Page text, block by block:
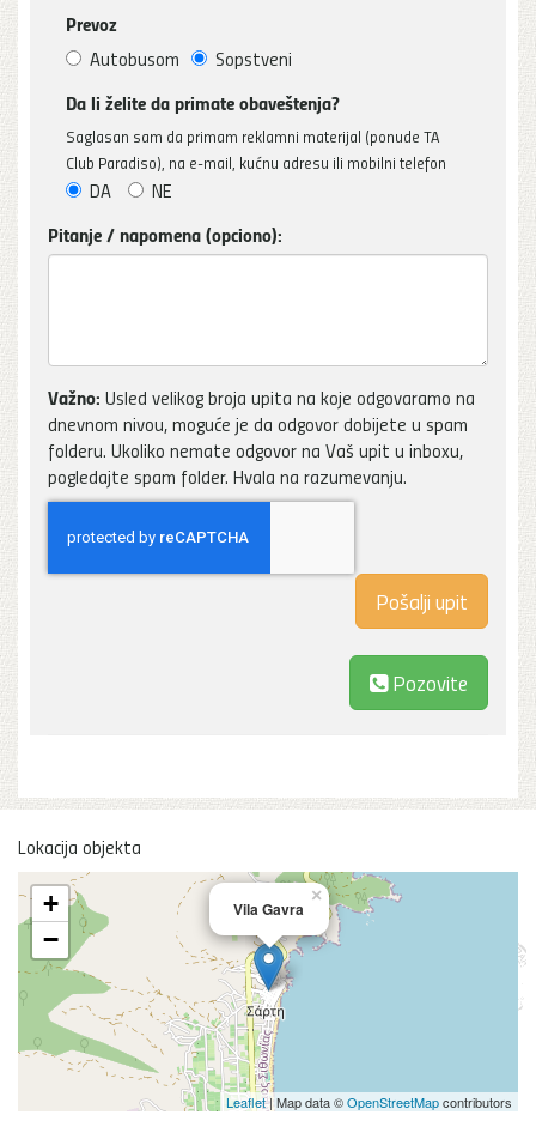
Prevoz
Autobusom Sopstveni
Da li želite da primate obaveštenja?
Saglasan sam da primam reklamni materijal (ponude TA
Club Paradiso), na e-mail, kućnu adresu ili mobilni telefon
DA NE
Pitanje / napomena (opciono):
Važno: Usled velikog broja upita na koje odgovaramo na
dnevnom nivou, moguće je da odgovor dobijete u spam
folderu. Ukoliko nemate odgovor na Vaš upit u inboxu,
pogledajte spam folder. Hvala na razumevanju.
Pozovite
Lokacija objekta
Vila Gavra
×
+
−
Leaflet| Map data ©OpenStreetMapcontributors